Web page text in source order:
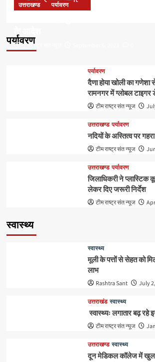
पर्यावरण
उत्तराखण्ड पर्यावरण
के आदेश
टीम राष्ट्र संत न्यूज
पर्यावरण
दैणा होया खोली का
रामनगर में ग्लोबल
टीम राष्ट्र संत न्यूज
उत्तराखण्ड पर्यावरण
नदियों के अस्तित्व पर
टीम राष्ट्र संत न्यूज
उत्तराखण्ड पर्यावरण
जिलाधिकरी ने प्लास्टिक
लेकर दिए जरूरी निर्देश
टीम राष्ट्र संत न्यूज
स्वास्थ्य
स्वास्थ्य
मूली के पत्तों से सेहत को
लाभ
Rashtra Sant July
उत्तराखंड स्वास्थ्य
स्वास्थ्यः लगातार बढ़
टीम राष्ट्र संत न्यूज
उत्तराखण्ड स्वास्थ्य
दून मेडिकल कॉलेज में